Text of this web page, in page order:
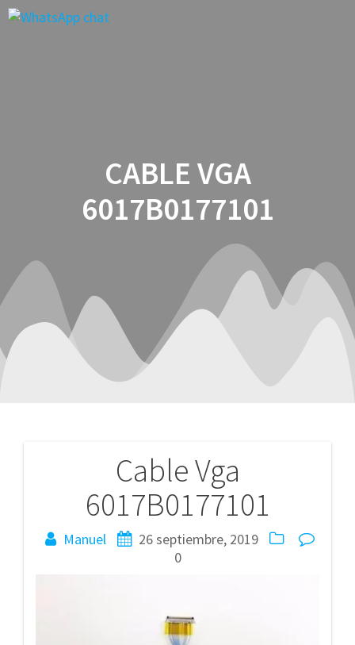
CABLE VGA
6017B0177101
Cable Vga
6017B0177101
Manuel
26 septiembre, 2019
0
Navegación
entradas